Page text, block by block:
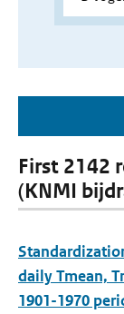
First 2142
(KNMI
daily Tmean,
1901-1970